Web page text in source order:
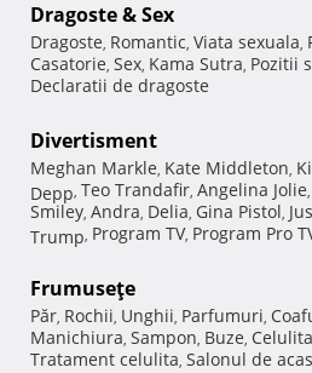
Dragoste & Sex
Dragoste, Romantic, Viata sexuala,
Casatorie, Sex, Kama Sutra, Pozitii
Declaratii de dragoste
Divertisment
Meghan Markle, Kate Middleton,
Depp, Teo Trandafir, Angelina Jolie,
Smiley, Andra, Delia, Gina Pistol,
Trump, Program TV, Program Pro
Frumuseţe
Păr, Rochii, Unghii, Parfumuri,
Manichiura, Sampon, Buze, Celulita
Tratament celulita, Salonul de